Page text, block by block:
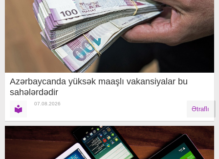
Azərbaycanda yüksək maaşlı vakansiyalar bu
sahələrdədir
07.08.2026
Ətraflı